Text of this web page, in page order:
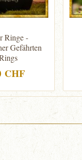
Ringe -
Gefährten
CHF